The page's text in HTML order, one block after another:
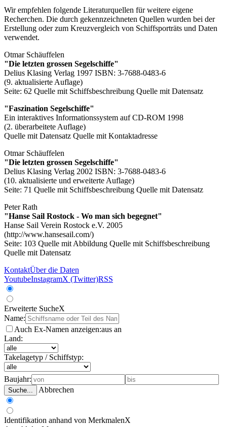
Wir empfehlen folgende Literaturquellen für weitere eigene
Recherchen. Die durch gekennzeichneten Quellen wurden bei der
Erstellung oder zum Kreuzvergleich von Schiffsporträts und Daten
verwendet.
Otmar Schäuffelen
"Die letzten grossen Segelschiffe"
Delius Klasing Verlag 1997 ISBN: 3-7688-0483-6
(9. aktualisierte Auflage)
Seite: 62 Quelle mit Schiffsbeschreibung Quelle mit Datensatz
"Faszination Segelschiffe"
Ein interaktives Informationssystem auf CD-ROM 1998
(2. überarbeitete Auflage)
Quelle mit Datensatz Quelle mit Kontaktadresse
Otmar Schäuffelen
"Die letzten grossen Segelschiffe"
Delius Klasing Verlag 2002 ISBN: 3-7688-0483-6
(10. aktualisierte und erweiterte Auflage)
Seite: 71 Quelle mit Schiffsbeschreibung Quelle mit Datensatz
Peter Rath
"Hanse Sail Rostock - Wo man sich begegnet"
Hanse Sail Verein Rostock e.V. 2005
(http://www.hansesail.com/)
Seite: 103 Quelle mit Abbildung Quelle mit Schiffsbeschreibung
Quelle mit Datensatz
KontaktÜber die Daten
YoutubeInstagramX (Twitter)RSS
Erweiterte SucheX
Name:
Auch Ex-Namen anzeigen:aus an
Land:
Takelagetyp / Schiffstyp:
Baujahr:
Suche... Abbrechen
Identifikation anhand von MerkmalenX